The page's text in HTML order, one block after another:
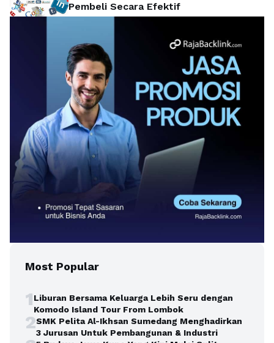
Pembeli Secara Efektif
Most Popular
1Liburan Bersama Keluarga Lebih Seru dengan
Komodo Island Tour From Lombok
2SMK Pelita Al-Ikhsan Sumedang Menghadirkan
3 Jurusan Untuk Pembangunan & Industri